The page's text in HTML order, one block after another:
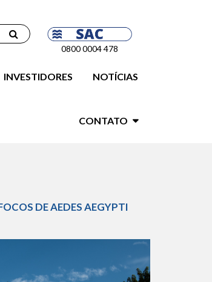
0800 0004 478
INVESTIDORES NOTÍCIAS
CONTATO
DE AEDES AEGYPTI